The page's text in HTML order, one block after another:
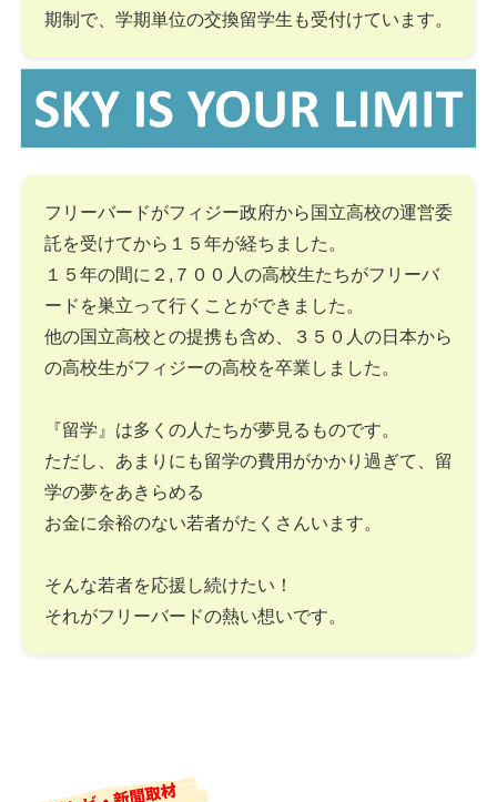
期制で、学期単位の交換留学生も受付けています。
フリーバードがフィジー政府から国立高校の運営委
託を受けてから１５年が経ちました。
１５年の間に２,７００人の高校生たちがフリーバ
ードを巣立って行くことができました。
他の国立高校との提携も含め、３５０人の日本から
の高校生がフィジーの高校を卒業しました。
『留学』は多くの人たちが夢見るものです。
ただし、あまりにも留学の費用がかかり過ぎて、留
学の夢をあきらめる
お金に余裕のない若者がたくさんいます。
そんな若者を応援し続けたい！
それがフリーバードの熱い想いです。